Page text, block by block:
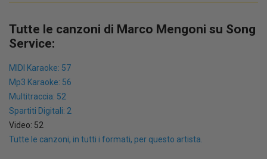
Tutte le canzoni di Marco Mengoni su Song
Service:
MIDI Karaoke: 57
Mp3 Karaoke: 56
Multitraccia: 52
Spartiti Digitali: 2
Video: 52
Tutte le canzoni, in tutti i formati, per questo artista.